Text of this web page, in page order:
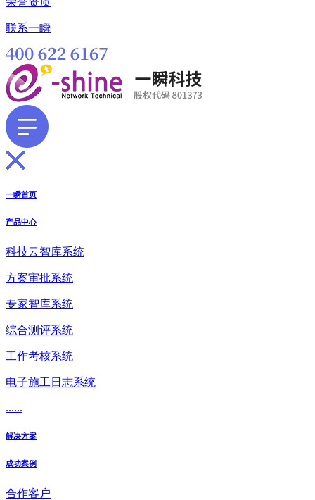
联系一瞬
一瞬首页
产品中心
科技云智库系统
方案审批系统
专家智库系统
综合测评系统
工作考核系统
电子施工日志系统
......
解决方案
成功案例
合作客户